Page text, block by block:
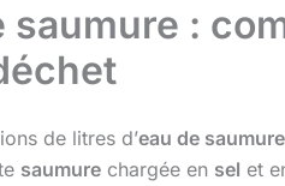
saumure :
de litres d’eau de saumure
saumure chargée en sel et